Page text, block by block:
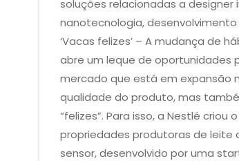
soluções relacionadas a
nanotecnologia, desenvolvimento
‘Vacas felizes’ – A mudança de
abre um leque de oportunidades
mercado que está em expansão
qualidade do produto, mas
“felizes”. Para isso, a Nestlé
propriedades produtoras de leite
sensor, desenvolvido por uma